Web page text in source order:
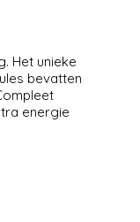
Het unieke
bevatten
energie